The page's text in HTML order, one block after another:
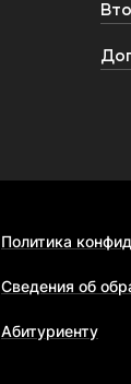
Политика
Сведения об
Абитуриенту